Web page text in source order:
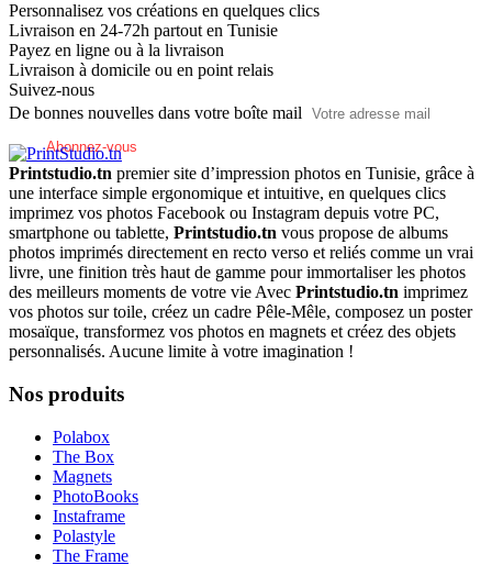
Personnalisez vos créations en quelques clics
Livraison en 24-72h partout en Tunisie
Payez en ligne ou à la livraison
Livraison à domicile ou en point relais
Suivez-nous
De bonnes nouvelles dans votre boîte mail
Printstudio.tn premier site d’impression photos en Tunisie, grâce à
une interface simple ergonomique et intuitive, en quelques clics
imprimez vos photos Facebook ou Instagram depuis votre PC,
smartphone ou tablette, Printstudio.tn vous propose de albums
photos imprimés directement en recto verso et reliés comme un vrai
livre, une finition très haut de gamme pour immortaliser les photos
des meilleurs moments de votre vie Avec Printstudio.tn imprimez
vos photos sur toile, créez un cadre Pêle-Mêle, composez un poster
mosaïque, transformez vos photos en magnets et créez des objets
personnalisés. Aucune limite à votre imagination !
Nos produits
Polabox
The Box
Magnets
PhotoBooks
Instaframe
Polastyle
The Frame